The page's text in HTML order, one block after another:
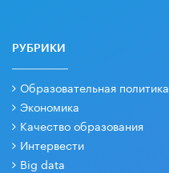
РУБРИКИ
Образовательная политика
Экономика
Качество образования
Интервести
Big data